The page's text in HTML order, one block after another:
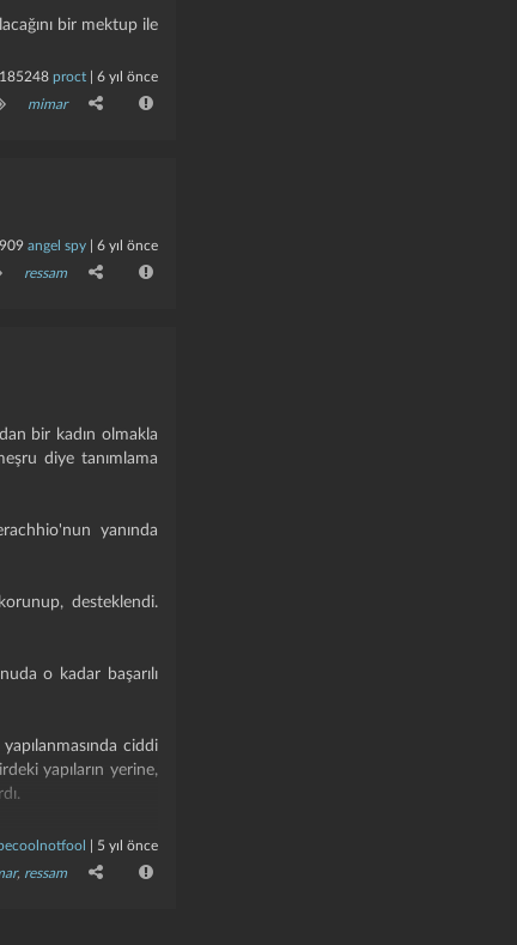
bir mektup ile
proct| 6 yıl önce
mimar
angel spy| 6 yıl önce
ressam
bir kadın olmakla
diye tanımlama
yanında
desteklendi.
o kadar başarılı
ciddi
yapıların yerine,
yaptı. bu yapıt,
karanfilli meryem)"
5 yıl önce
, ressam